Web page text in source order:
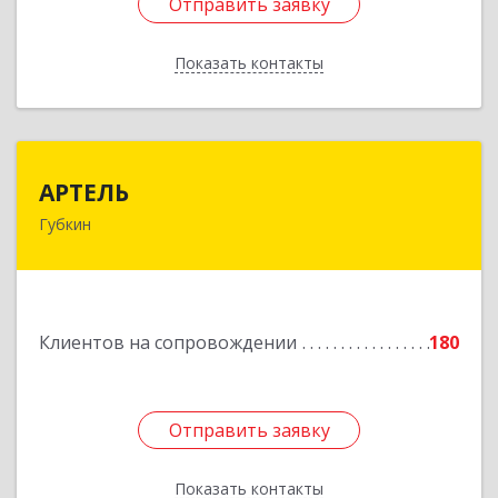
Показать контакты
Назад
АРТЕЛЬ
Губкин
Клиентов на сопровождении 180
Отправить заявку
Показать контакты
309181, Белгородская обл, Губкинский р-н,
Отправить заявку
Назад